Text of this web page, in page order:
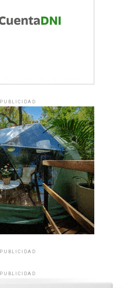
PUBLICIDAD
PUBLICIDAD
PUBLICIDAD